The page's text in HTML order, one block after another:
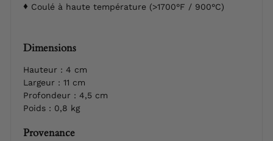
Coulé à haute température (>1700°F / 900°C)
Dimensions
Hauteur : 4 cm
Largeur : 11 cm
Profondeur : 4,5 cm
Poids : 0,8 kg
Provenance